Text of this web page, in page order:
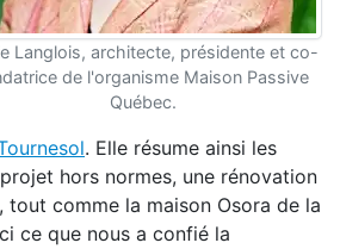
Langlois, architecte, présidente et co-
de l'organisme Maison Passive
Québec.
. Elle résume ainsi les
hors normes, une rénovation
tout comme la maison Osora de la
ce que nous a confié la